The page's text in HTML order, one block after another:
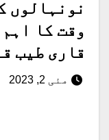
نونہالوں
وقت کا اہم
قاری طیب
مئی 2, 2023